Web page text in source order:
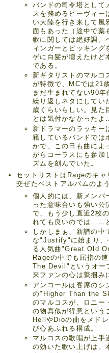
バンドの司令塔として
スを務めるピーヴィー
い大陸を行き来して風
面もあった（途中で薬
歌に関しては絶好調。
ィンガーとピッキング
ゲに白髪が増えたけど
である。
新ギタリストのマルコ
が特徴で、MCでは21
まだ生まれてない90年
繰り返しネタにしてい
歳くらいらしい。見た
とは気付かなかった
新ドラマーのラッキー
籍しているバンドでは
かで、この日も曲によ
がらコーラスにも参加
ズムを刻んでいた。
セットリストはRageのキャ
交ぜたベストアルバムのよ
個人的には、新メンバ
った意味合いも強い公
で、もう少し直近2枚
れても良いのでは……
しかしまぁ、新譜の中
な"Justify"に始まり、
る人気曲"Great Old
Rageの中でも屈指の
The Devil"というオー
来ファンの心は鷲掴み
アンコールは客席のシ
の"Higher Than the
のマルコスが、ロニー
の物真似が得意という
HellやDioの曲をメド
び心あふれる構成。
マルコスの歌唱が上手
の効いた歌い上げは、